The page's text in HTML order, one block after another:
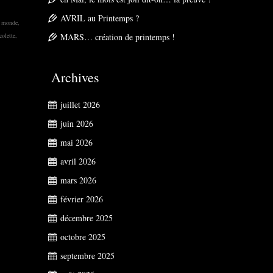
,
,
AVRIL au Printemps ?
MARS… création de printemps !
Archives
juillet 2026
juin 2026
mai 2026
avril 2026
mars 2026
février 2026
décembre 2025
octobre 2025
septembre 2025